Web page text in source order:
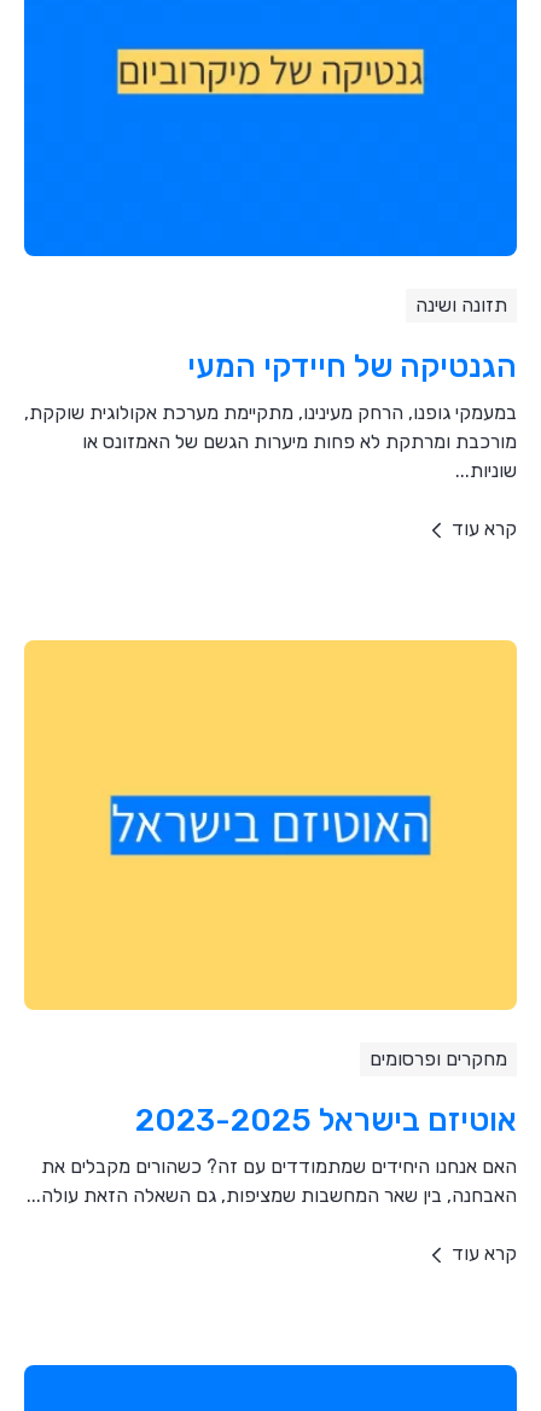
תזונה ושינה
הגנטיקה של חיידקי המעי
במעמקי גופנו, הרחק מעינינו, מתקיימת מערכת אקולוגית שוקקת,
מורכבת ומרתקת לא פחות מיערות הגשם של האמזונס או
שוניות...
קרא עוד
מחקרים ופרסומים
אוטיזם בישראל 2023-2025
האם אנחנו היחידים שמתמודדים עם זה? כשהורים מקבלים את
האבחנה, בין שאר המחשבות שמציפות, גם השאלה הזאת עולה...
קרא עוד